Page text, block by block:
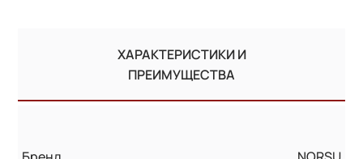
ХАРАКТЕРИСТИКИ И
ПРЕИМУЩЕСТВА